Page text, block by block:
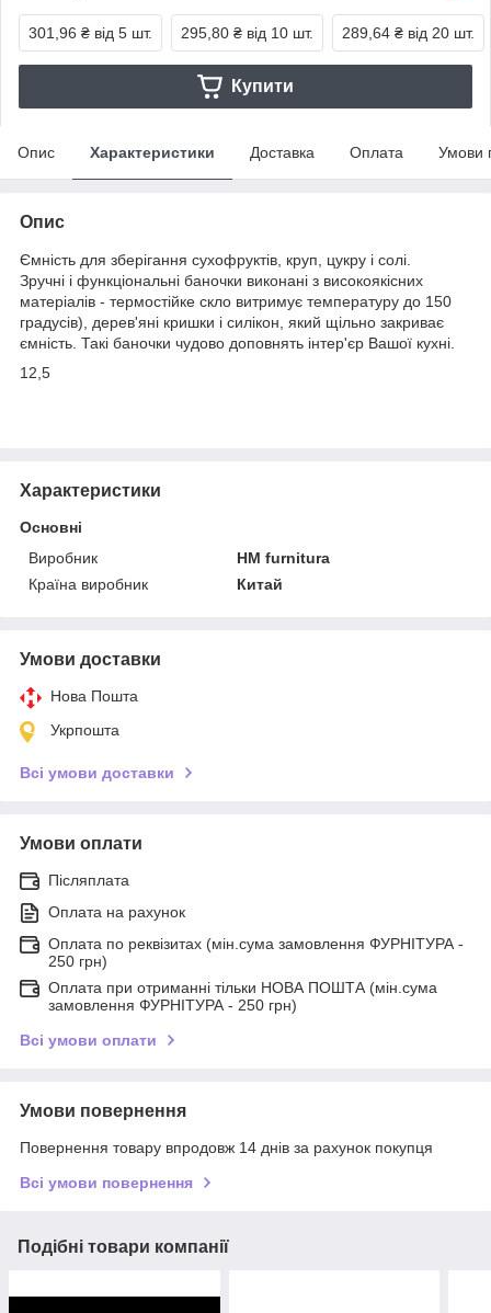
301,96 ₴ від 5 шт. 295,80 ₴ від 10 шт. 289,64 ₴ від 20 шт.
Купити
Опис Характеристики Доставка Оплата Умови
Опис
Ємність для зберігання сухофруктів, круп, цукру і солі.
Зручні і функціональні баночки виконані з високоякісних
матеріалів - термостійке скло витримує температуру до 150
градусів), дерев'яні кришки і силікон, який щільно закриває
ємність. Такі баночки чудово доповнять інтер'єр Вашої кухні.
12,5
Характеристики
Основні
Виробник
HM furnitura
Країна виробник
Китай
Умови доставки
Нова Пошта
Укрпошта
Всі умови доставки
Умови оплати
Післяплата
Оплата на рахунок
Оплата по реквізитах (мін.сума замовлення ФУРНІТУРА -
250 грн)
Оплата при отриманні тільки НОВА ПОШТА (мін.сума
замовлення ФУРНІТУРА - 250 грн)
Всі умови оплати
Умови повернення
Повернення товару впродовж 14 днів за рахунок покупця
Всі умови повернення
Подібні товари компанії